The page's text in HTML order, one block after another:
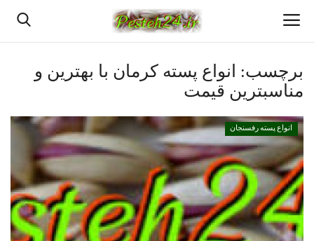
خانه
انواع پسته رفسنجان
پسته اعلا رفسنجان
قیمت روزانه پسته رفسنجان
بهترین پسته رفسنجان
برچسب: انواع پسته کرمان با بهترین و
مناسبترین قیمت
انواع پسته رفسنجان